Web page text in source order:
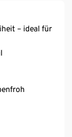
– ideal für
Halt
Sitz, hoher